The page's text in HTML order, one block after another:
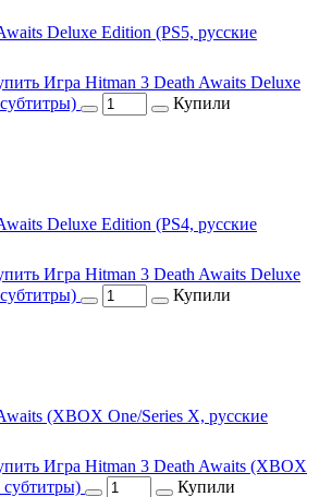
Deluxe Edition (PS5, русские
Игра Hitman 3 Death Awaits Deluxe
Купили
Deluxe Edition (PS4, русские
Игра Hitman 3 Death Awaits Deluxe
Купили
(XBOX One/Series X, русские
Игра Hitman 3 Death Awaits (XBOX
субтитры)
Купили